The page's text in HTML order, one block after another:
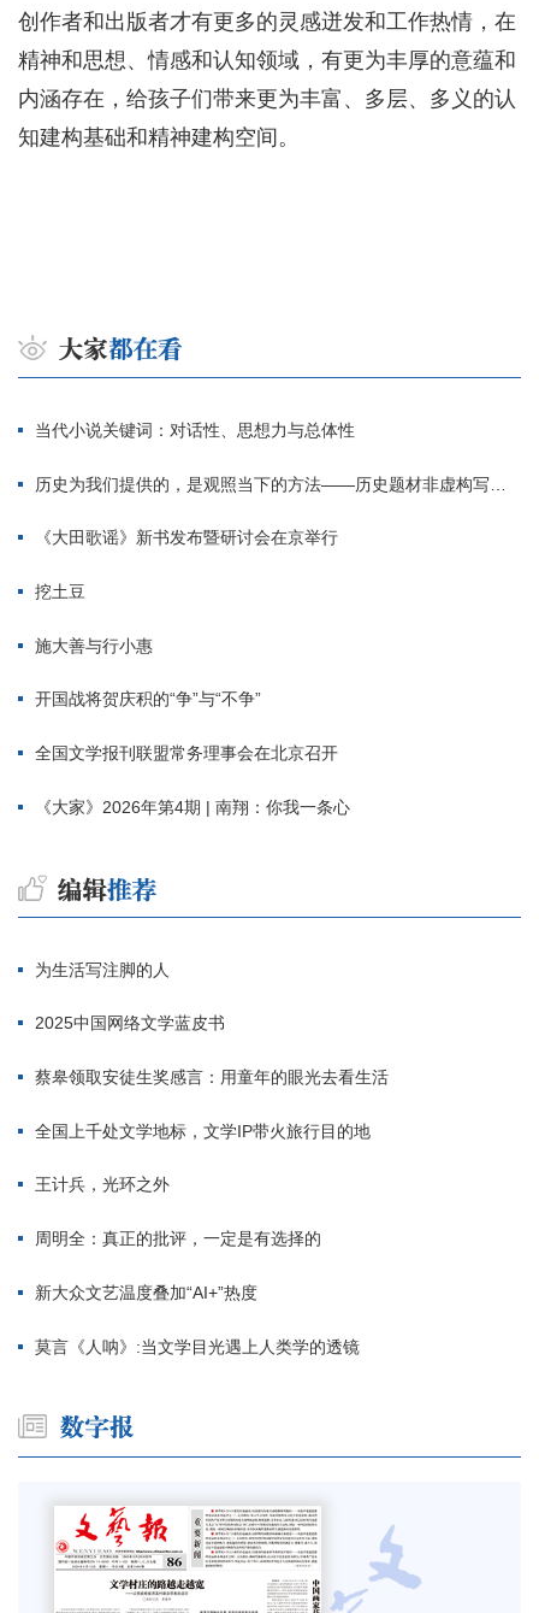
创作者和出版者才有更多的灵感迸发和工作热情，在
精神和思想、情感和认知领域，有更为丰厚的意蕴和
内涵存在，给孩子们带来更为丰富、多层、多义的认
知建构基础和精神建构空间。
当代小说关键词：对话性、思想力与总体性
历史为我们提供的，是观照当下的方法——历史题材非虚构写作多人谈
《大田歌谣》新书发布暨研讨会在京举行
挖土豆
施大善与行小惠
开国战将贺庆积的“争”与“不争”
全国文学报刊联盟常务理事会在北京召开
《大家》2026年第4期 | 南翔：你我一条心
为生活写注脚的人
2025中国网络文学蓝皮书
蔡皋领取安徒生奖感言：用童年的眼光去看生活
全国上千处文学地标，文学IP带火旅行目的地
王计兵，光环之外
周明全：真正的批评，一定是有选择的
新大众文艺温度叠加“AI+”热度
莫言《人呐》:当文学目光遇上人类学的透镜